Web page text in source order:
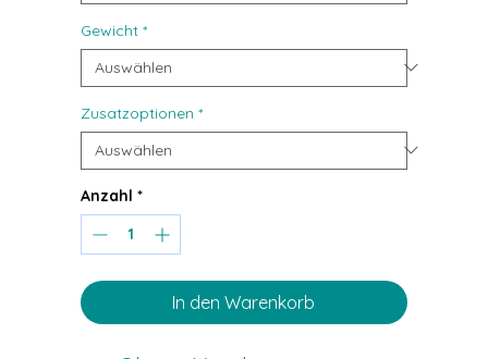
Gewicht *
Zusatzoptionen *
Anzahl *
In den Warenkorb